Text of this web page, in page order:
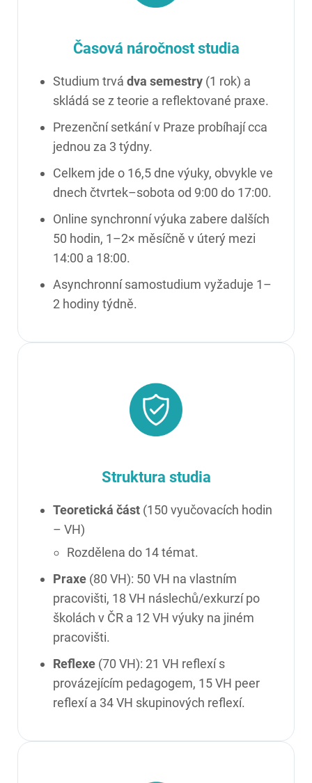
Časová náročnost studia
Studium trvá dva semestry (1 rok) a
skládá se z teorie a reflektované praxe.
Prezenční setkání v Praze probíhají cca
jednou za 3 týdny.
Celkem jde o 16,5 dne výuky, obvykle ve
dnech čtvrtek–sobota od 9:00 do 17:00.
Online synchronní výuka zabere dalších
50 hodin, 1–2× měsíčně v úterý mezi
14:00 a 18:00.
Asynchronní samostudium vyžaduje 1–
2 hodiny týdně.
Struktura studia
Teoretická část (150 vyučovacích hodin
– VH)
Rozdělena do 14 témat.
Praxe (80 VH): 50 VH na vlastním
pracovišti, 18 VH náslechů/exkurzí po
školách v ČR a 12 VH výuky na jiném
pracovišti.
Reflexe (70 VH): 21 VH reflexí s
provázejícím pedagogem, 15 VH peer
reflexí a 34 VH skupinových reflexí.